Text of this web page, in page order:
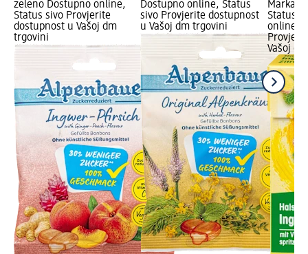
zeleno Dostupno online,
Status sivo Provjerite
dostupnost u Vašoj dm
trgovini
Dostupno online, Status
sivo Provjerite dostupnost
u Vašoj dm trgovini
Marka
Status
online,
Vašoj